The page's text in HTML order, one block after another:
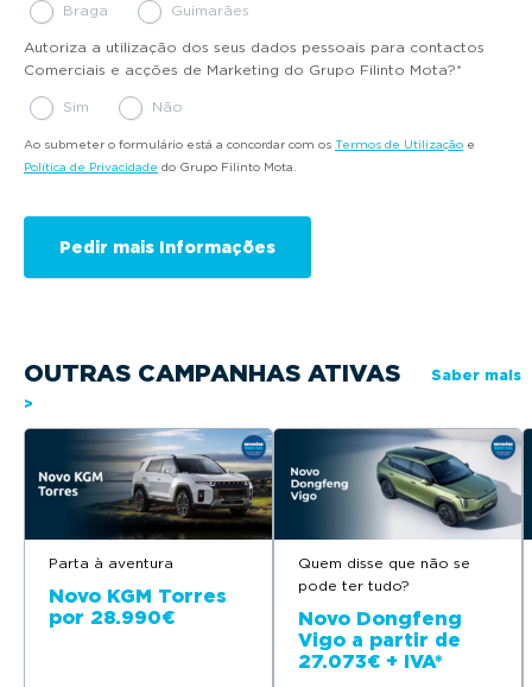
Braga Guimarães
Autoriza a utilização dos seus dados pessoais para contactos
Comerciais e acções de Marketing do Grupo Filinto Mota?*
Sim Não
Ao submeter o formulário está a concordar com os Termos de Utilização e
Política de Privacidade do Grupo Filinto Mota.
OUTRAS CAMPANHAS ATIVAS
Saber mais
>
Parta à aventura
Novo KGM Torres
por 28.990€
Quem disse que não se
pode ter tudo?
Novo Dongfeng
Vigo a partir de
27.073€ + IVA*